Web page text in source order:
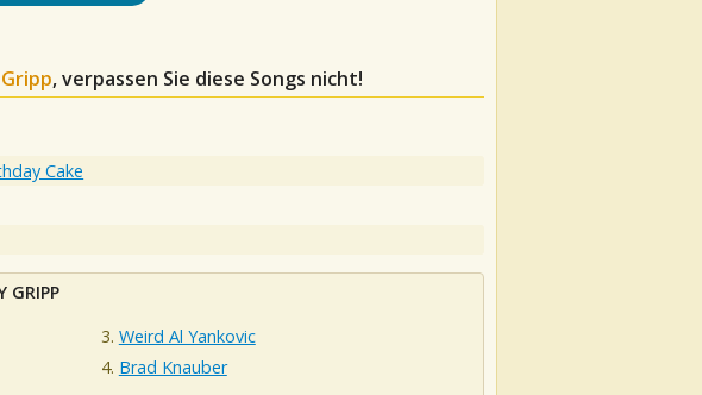
, verpassen Sie diese Songs nicht!
Cake
GRIPP
Weird Al Yankovic
Brad Knauber